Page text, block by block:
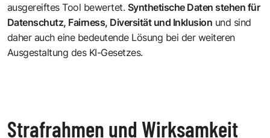
ausgereiftes Tool bewertet. Synthetische Daten stehen für
Datenschutz, Fairness, Diversität und Inklusion und sind
daher auch eine bedeutende Lösung bei der weiteren
Ausgestaltung des KI-Gesetzes.
Strafrahmen und Wirksamkeit